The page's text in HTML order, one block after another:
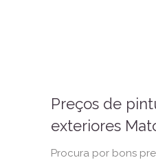
Preços de
exteriores
Procura por bons